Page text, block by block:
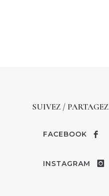
SUIVEZ / PARTAGEZ
FACEBOOK
INSTAGRAM